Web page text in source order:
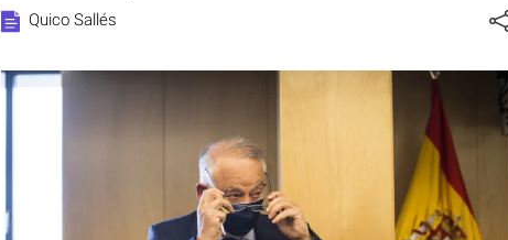
Quico Sallés